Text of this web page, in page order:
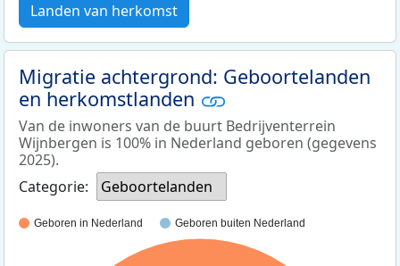
Landen van herkomst
Migratie achtergrond: Geboortelanden
en herkomstlanden
Van de inwoners van de buurt Bedrijventerrein
Wijnbergen is 100% in Nederland geboren (gegevens
2025).
Categorie:
Geboortelanden
Geboren in Nederland Geboren buiten Nederland